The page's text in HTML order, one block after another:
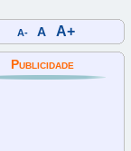
A- A A+
Publicidade